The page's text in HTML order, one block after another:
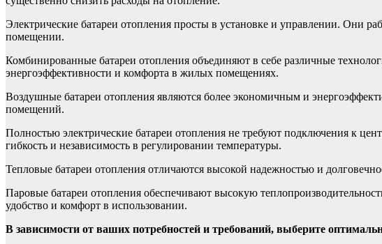
Электрические батареи отопления просты в установке и управлении. Они
помещении.
Комбинированные батареи отопления объединяют в себе различные
энергоэффективности и комфорта в жилых помещениях.
Воздушные батареи отопления являются более экономичным и
помещений.
Полностью электрические батареи отопления не требуют подключения к
гибкость и независимость в регулировании температуры.
Тепловые батареи отопления отличаются высокой надежностью и
Паровые батареи отопления обеспечивают высокую
удобство и комфорт в использовании.
В зависимости от ваших потребностей и требований, выберите